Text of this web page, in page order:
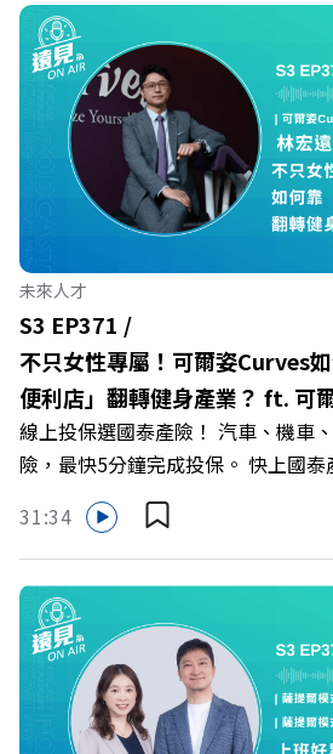
Powered by Firstory Hosting
Firstory Podcast 廣告 —— 在少子化
海嘯的嚴峻考驗下，南台灣的技職
本集《遠見ON AIR》邀請到樹德科
你解析樹德科大如何打造出兼顧學
技職教育新典範！ 🔺如何從「傳統
縫接軌者」？ 🔺AI如何深度賦能設
首創「菲律賓半導體專班」！驚豔
🔺一舉拿下4大USR專案！深耕地方
持人／遠見雜誌副社長兼遠見智庫
樹德科技大學校長 王昭雄 +++++ 🎂
速搶下破天荒的獨家優惠
>>>https://gvmkt.pse.is/9e5pbz ✨
群： LINE：https://reurl.cc/
https://bit.ly/3AjBWNV YT：
Powered by Firstory Hosting
未來人才
S3 EP371 /
不只女性專屬！可爾姿Curves
便利店」翻轉健身產業？ ft. 可
行長林宏遠
線上投保選國泰產險！ 汽車、機車
險，最快5分鐘完成投保。 快上國
保障立即到位！ https://
Firstory Podcast 廣告 —— 在健康意
家爭鳴的激烈浪潮下，傳統的健身
集《遠見ON AIR》邀請到可爾姿
遠，帶你解析可爾姿如何打造出兼
健身新契機！ 🔺如何從「傳統大型
運動便利店」？ 🔺運動如何落實最
壓力」空間？ 🔺對抗肌少症、預防
31:34